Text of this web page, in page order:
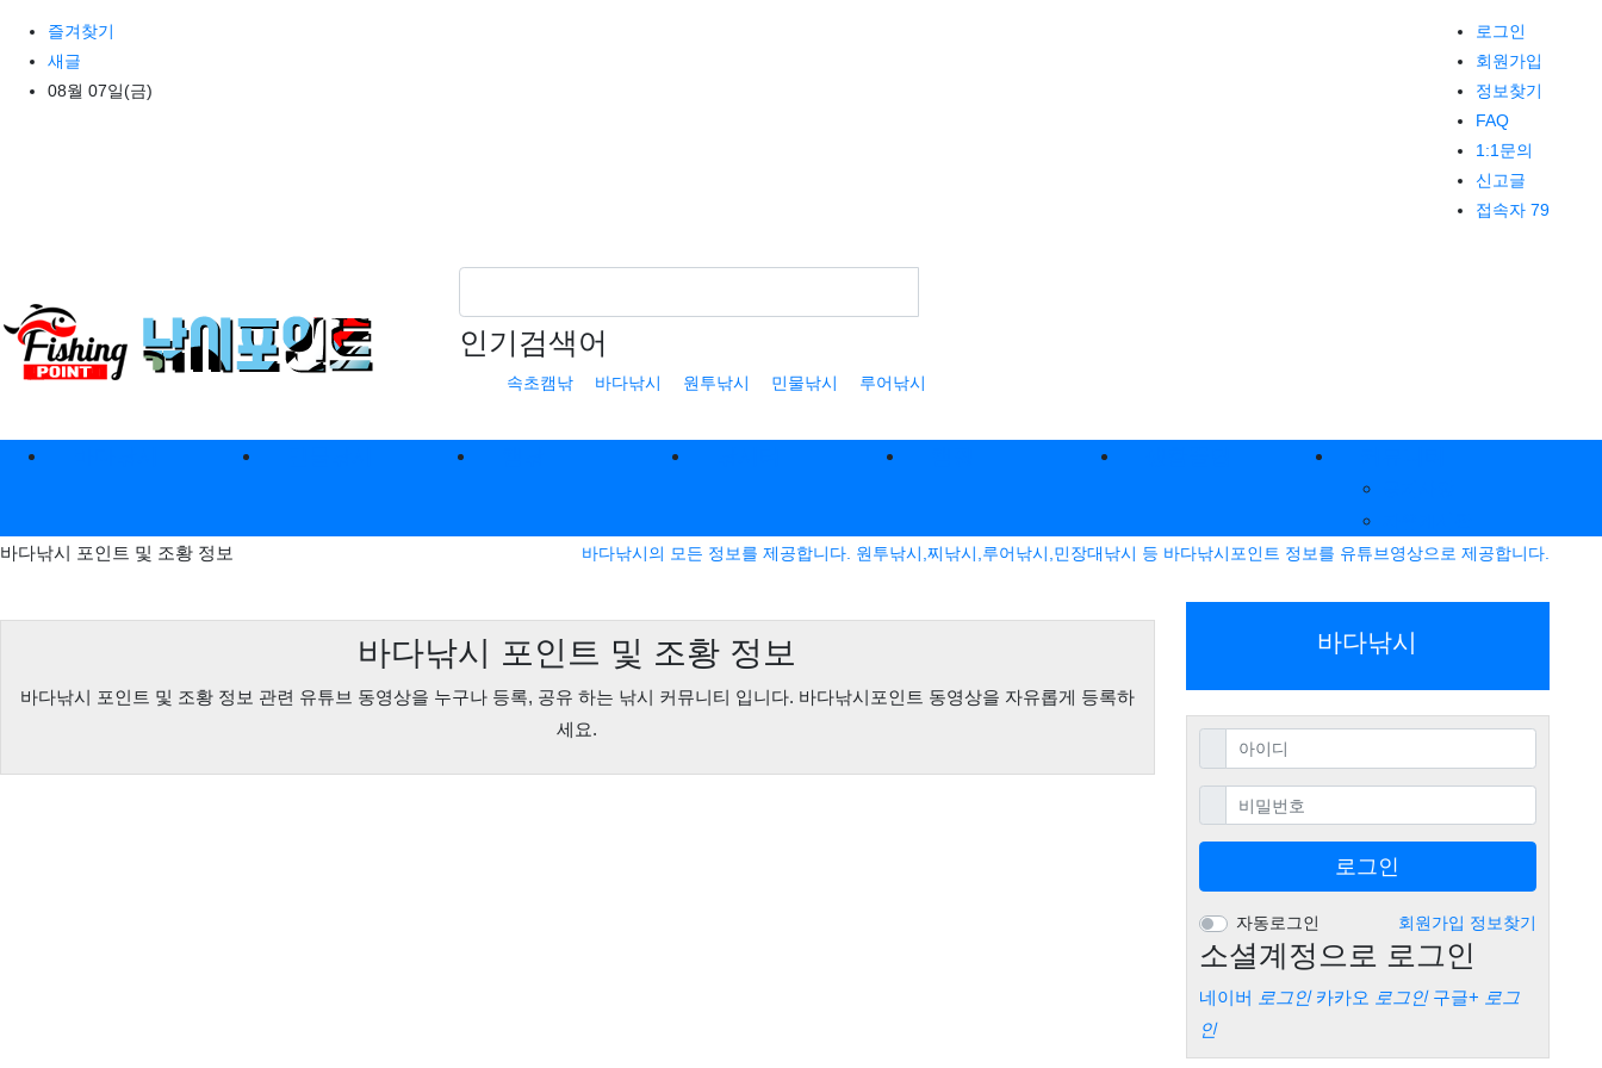
상단 네비
즐겨찾기
새글
08월 07일(금)
로그인
회원가입
정보찾기
FAQ
1:1문의
신고글
접속자 79
인기검색어
속초캠낚 바다낚시 원투낚시 민물낚시 루어낚시
메인 메뉴
바다낚시 포인트 및 조황 정보
바다낚시의 모든 정보를 제공합니다. 원투낚시,찌낚시,루어낚시,민장대낚시 등 바다낚시포인트 정보를 유튜브영상으로 제공합니다.
바다낚시 포인트 및 조황 정보
바다낚시 포인트 및 조황 정보 관련 유튜브 동영상을 누구나 등록, 공유 하는 낚시 커뮤니티 입니다. 바다낚시포인트 동영상을 자유롭게 등록하
세요.
바다낚시
아이디필수
비밀번호필수
로그인
자동로그인 회원가입 정보찾기
소셜계정으로 로그인
네이버 로그인 카카오 로그인 구글+ 로그
인